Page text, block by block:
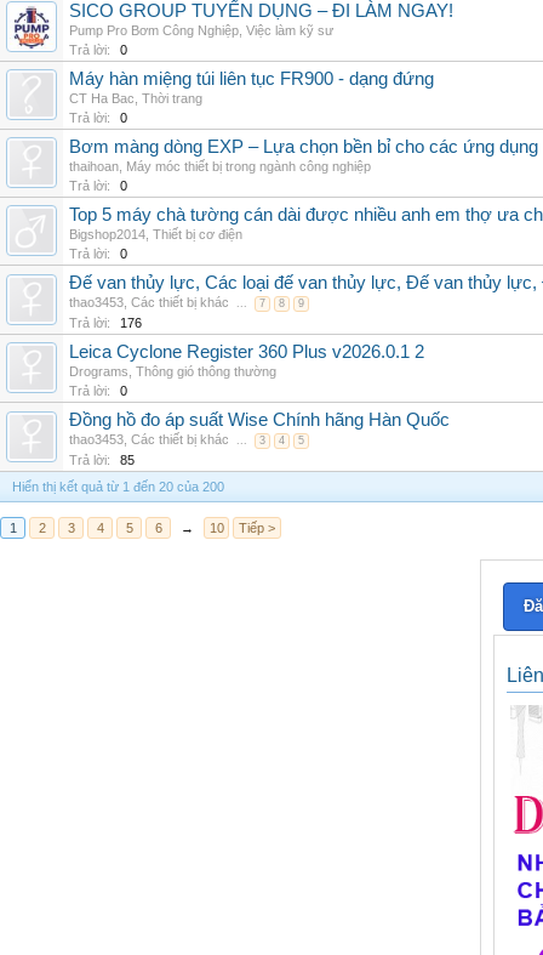
SICO GROUP TUYỂN DỤNG – ĐI LÀM NGAY!
Pump Pro Bơm Công Nghiệp Việc làm kỹ sư
Trả lời:
0
Máy hàn miệng túi liên tục FR900 - dạng đứng
CT Ha Bac Thời trang
Trả lời:
0
Bơm màng dòng EXP – Lựa chọn bền bỉ cho các ứng
thaihoan Máy móc thiết bị trong ngành công nghiệp
Trả lời:
0
Top 5 máy chà tường cán dài được nhiều anh em thợ ưa
Bigshop2014 Thiết bị cơ điện
Trả lời:
0
Đế van thủy lực, Các loại đế van thủy lực, Đế van thủy
thao3453 Các thiết bị khác ... 7 8 9
Trả lời: 176
Leica Cyclone Register 360 Plus v2026.0.1 2
Drograms Thông gió thông thường
Trả lời:
0
Đồng hồ đo áp suất Wise Chính hãng Hàn Quốc
thao3453 Các thiết bị khác ... 3 4 5
Trả lời:
85
Hiển thị kết quả từ 1 đến 20 của 200
1 2 3 4 5 6 → 10 Tiếp >